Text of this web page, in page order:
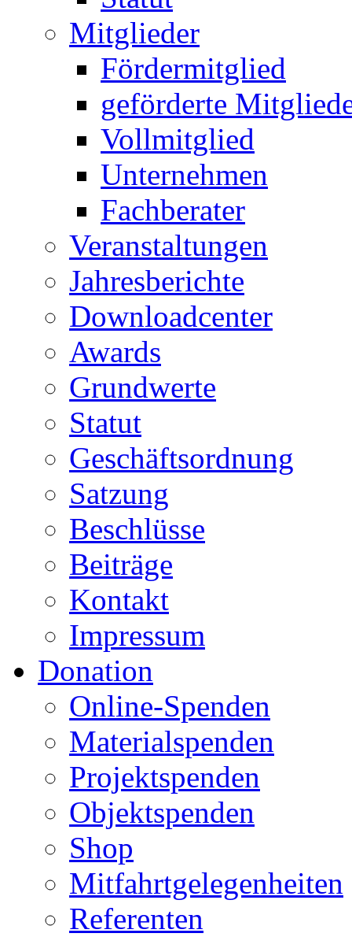
Mitglieder
Fördermitglied
geförderte
Vollmitglied
Unternehmen
Fachberater
Veranstaltungen
Jahresberichte
Downloadcenter
Awards
Grundwerte
Statut
Geschäftsordnung
Satzung
Beschlüsse
Beiträge
Kontakt
Impressum
Donation
Online-Spenden
Materialspenden
Projektspenden
Objektspenden
Shop
Mitfahrtgelegenheiten
Referenten